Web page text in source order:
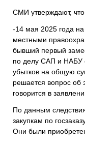
СМИ утверждают, что
-14 мая 2025 года
местными
бывший первый
по делу САП и НАБУ
убытков на общую
решается вопрос об
говорится в
По данным
закупкам по
Они были